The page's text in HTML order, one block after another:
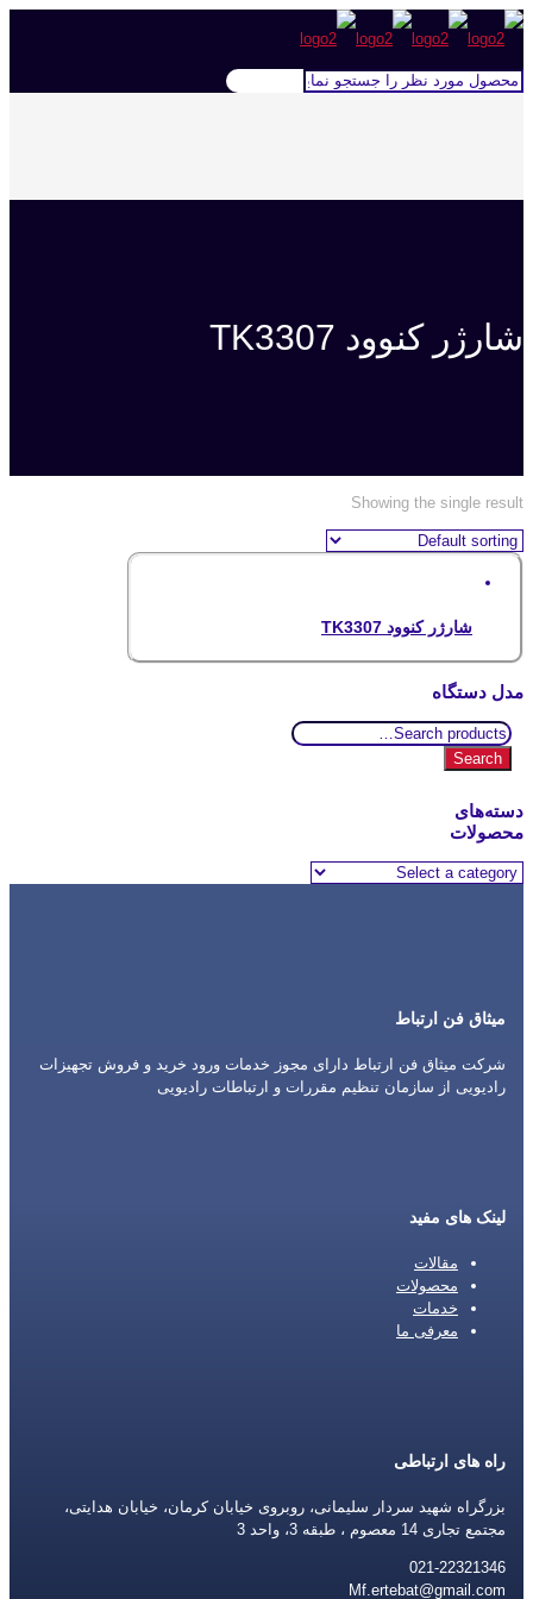
شارژر کنوود TK3307
Showing the single result
شارژر کنوود TK3307
مدل دستگاه
Search
for:
Search
دسته‌های
محصولات
میثاق فن ارتباط
شرکت میثاق فن ارتباط دارای مجوز خدمات ورود خرید و فروش تجهیزات
رادیویی از سازمان تنظیم مقررات و ارتباطات رادیویی
لینک های مفید
مقالات
محصولات
خدمات
معرفی ما
راه های ارتباطی
بزرگراه شهید سردار سلیمانی، روبروی خیابان کرمان، خیابان هدایتی،
مجتمع تجاری 14 معصوم ، طبقه 3، واحد 3
021-22321346
Mf.ertebat@gmail.com